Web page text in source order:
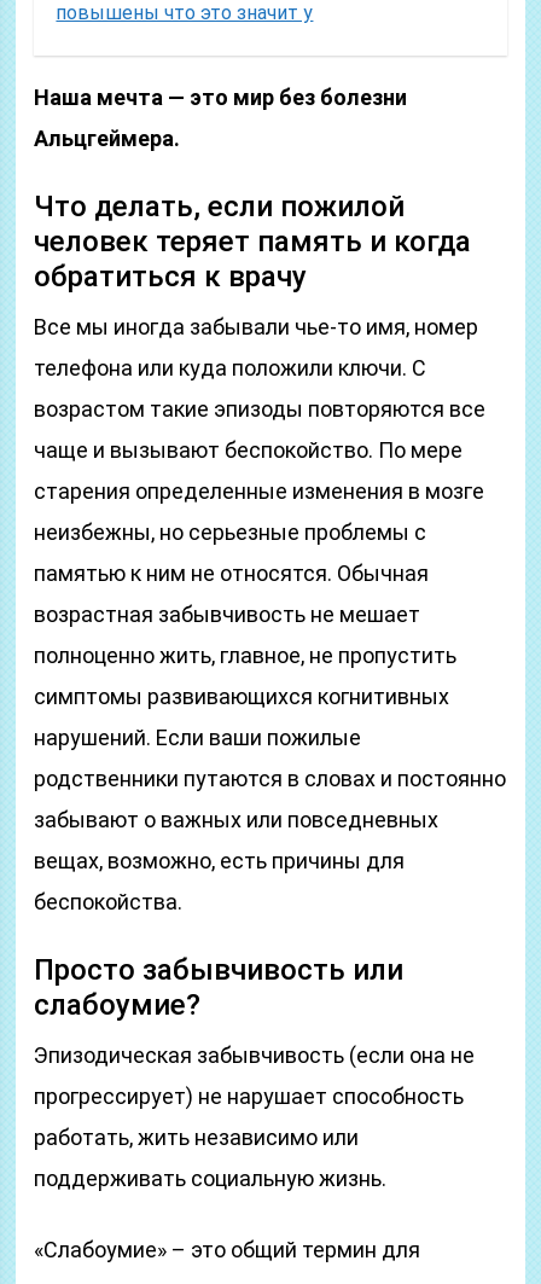
повышены что это значит у
Наша мечта — это мир без болезни
Альцгеймера.
Что делать, если пожилой
человек теряет память и когда
обратиться к врачу
Все мы иногда забывали чье-то имя, номер
телефона или куда положили ключи. С
возрастом такие эпизоды повторяются все
чаще и вызывают беспокойство. По мере
старения определенные изменения в мозге
неизбежны, но серьезные проблемы с
памятью к ним не относятся. Обычная
возрастная забывчивость не мешает
полноценно жить, главное, не пропустить
симптомы развивающихся когнитивных
нарушений. Если ваши пожилые
родственники путаются в словах и постоянно
забывают о важных или повседневных
вещах, возможно, есть причины для
беспокойства.
Просто забывчивость или
слабоумие?
Эпизодическая забывчивость (если она не
прогрессирует) не нарушает способность
работать, жить независимо или
поддерживать социальную жизнь.
«Слабоумие» – это общий термин для